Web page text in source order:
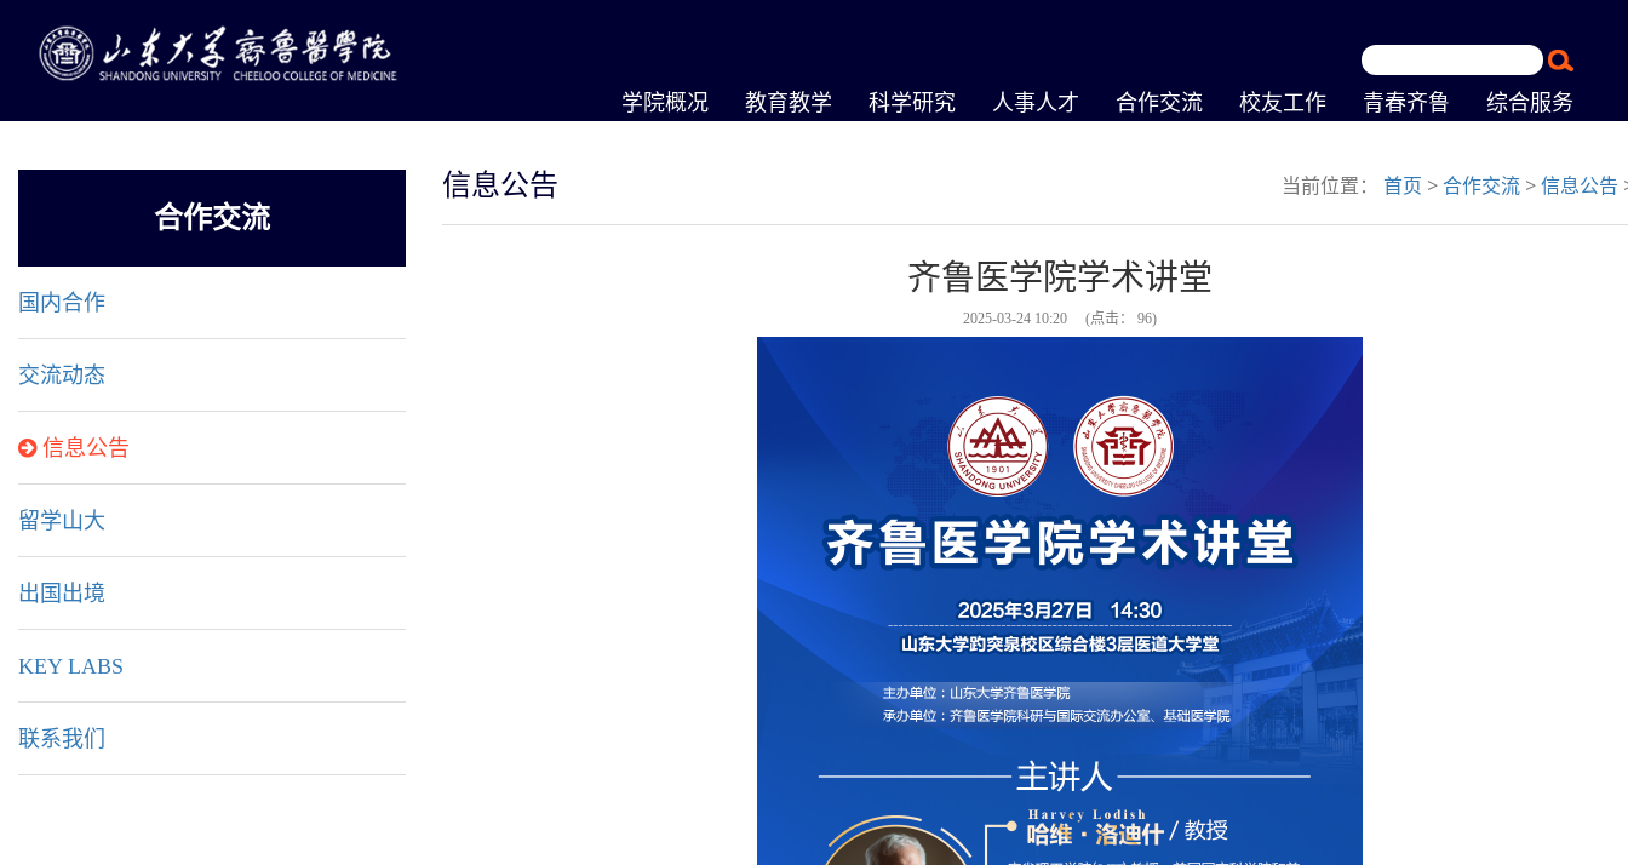
学院概况 教育教学 科学研究 人事人才 合作交流 校友工作 青春齐鲁 综合服务
合作交流
国内合作
交流动态
信息公告
留学山大
出国出境
KEY LABS
联系我们
信息公告 当前位置： 首页 >合作交流 >信息公告
齐鲁医学院学术讲堂
2025-03-24 10:20 (点击： 96)